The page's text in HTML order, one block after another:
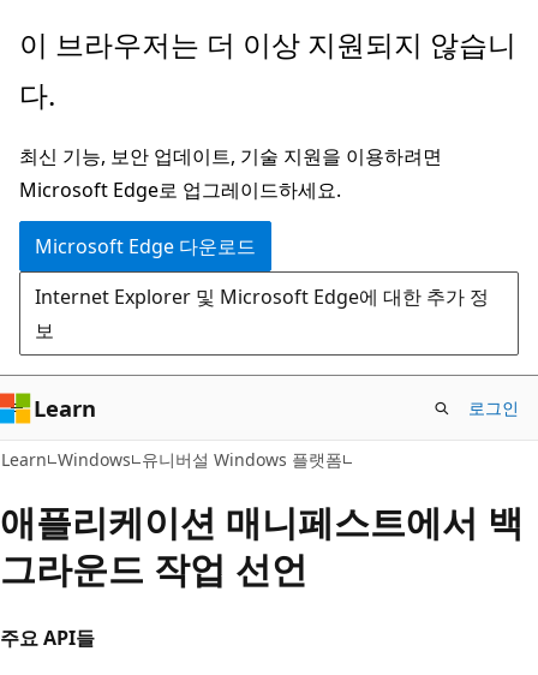
주
콘
츠
로
건
너
뛰
기
이 브라우저는 더 이상 지원되지 않습니
다.
최신 기능, 보안 업데이트, 기술 지원을 이용하려면
Microsoft Edge로 업그레이드하세요.
Microsoft Edge 다운로드
Internet Explorer 및 Microsoft Edge에 대한 추가 정
보
Learn 로그인
Learn Windows 유니버설 Windows 플랫폼
애플리케이션 매니페스트에서 백
그라운드 작업 선언
주요 API들